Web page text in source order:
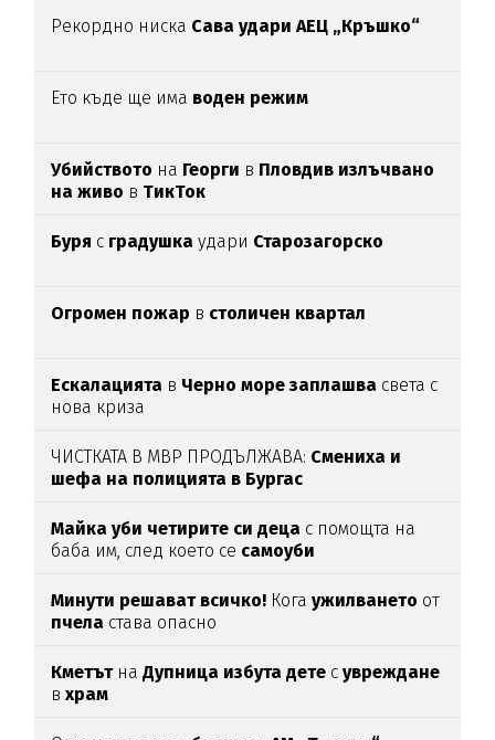
Рекордно ниска Сава удари АЕЦ „Кръшко“
Ето къде ще има воден режим
Убийството на Георги в Пловдив излъчвано
на живо в ТикТок
Буря с градушкаудари Старозагорско
Огромен пожар в столичен квартал
Ескалацията в Черно море заплашва света с
нова криза
ЧИСТКАТА В МВР ПРОДЪЛЖАВА: Смениха и
шефа на полицията в Бургас
Майка уби четирите си деца с помощта на
баба им, след което се самоуби
Минути решават всичко! Когаужилването от
пчела става опасно
Кметът наДупница избута дете сувреждане
вхрам